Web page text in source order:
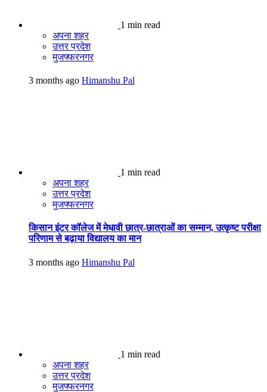
1 min read
अपना शहर
उत्तर प्रदेश
मुजफ्फरनगर
3 months ago Himanshu Pal
1 min read
अपना शहर
उत्तर प्रदेश
मुजफ्फरनगर
किसान इंटर कॉलेज में मेधावी छात्र-छात्राओं का सम्मान, उत्कृष्ट परीक्षा
परिणाम से बढ़ाया विद्यालय का मान
3 months ago Himanshu Pal
1 min read
अपना शहर
उत्तर प्रदेश
मुजफ्फरनगर